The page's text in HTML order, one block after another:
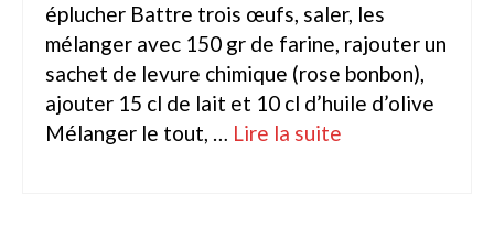
éplucher Battre trois œufs, saler, les
mélanger avec 150 gr de farine, rajouter un
sachet de levure chimique (rose bonbon),
ajouter 15 cl de lait et 10 cl d’huile d’olive
Mélanger le tout, … Lire la suite­­